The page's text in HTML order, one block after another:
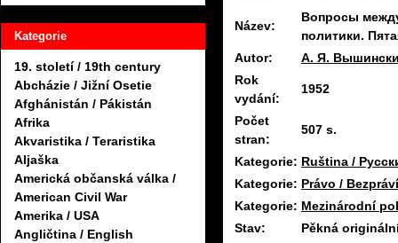
Kategorie
19. století / 19th century
Abcházie / Jižní Osetie
Afghánistán / Pákistán
Afrika
Akvaristika / Teraristika
Aljaška
Americká občanská válka /
American Civil War
Amerika / USA
Angličtina / English
Název:
Вопросы
политики.
Autor:
А. Я.
Rok
vydání:
1952
Počet
stran:
507 s.
Kategorie: Ruština /
Kategorie: Právo / Bezpráví
Kategorie: Mezinárodní
Stav:
Pěkná